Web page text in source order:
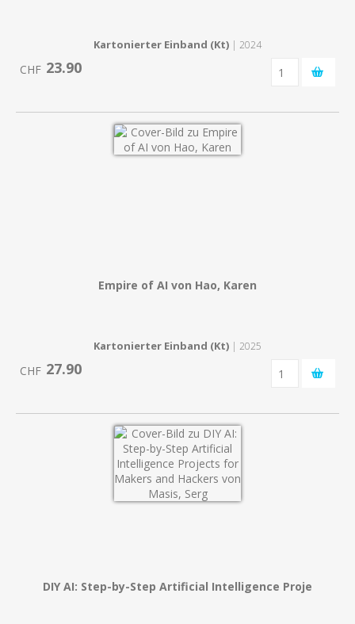
Kartonierter Einband (Kt) | 2024
CHF 23.90
Empire of AI von Hao, Karen
Kartonierter Einband (Kt) | 2025
CHF 27.90
DIY AI: Step-by-Step Artificial Intelligence Proje